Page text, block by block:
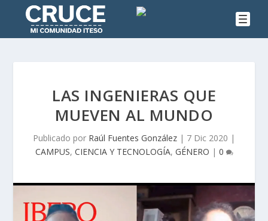
LAS INGENIERAS QUE
MUEVEN AL MUNDO
Publicado por Raúl Fuentes González | 7 Dic 2020 |
CAMPUS, CIENCIA Y TECNOLOGÍA, GÉNERO | 0